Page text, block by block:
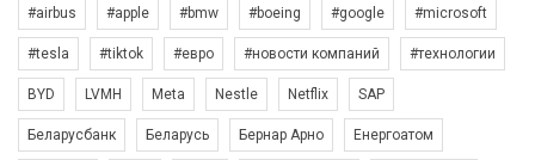
#airbus #apple #bmw #boeing #google #microsoft
#tesla #tiktok #евро #новости компаний #технологии
BYD LVMH Meta Nestle Netflix SAP
Беларусбанк Беларусь Бернар Арно Енергоатом